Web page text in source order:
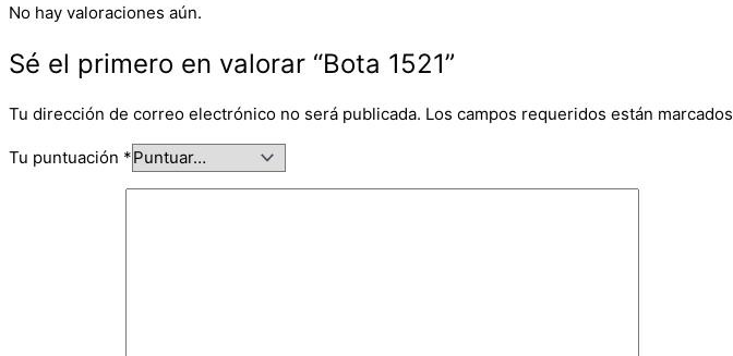
No hay valoraciones aún.
Sé el primero en valorar “Bota 1521”
Tu dirección de correo electrónico no será publicada. Los campos requeridos están marcados
Tu puntuación *